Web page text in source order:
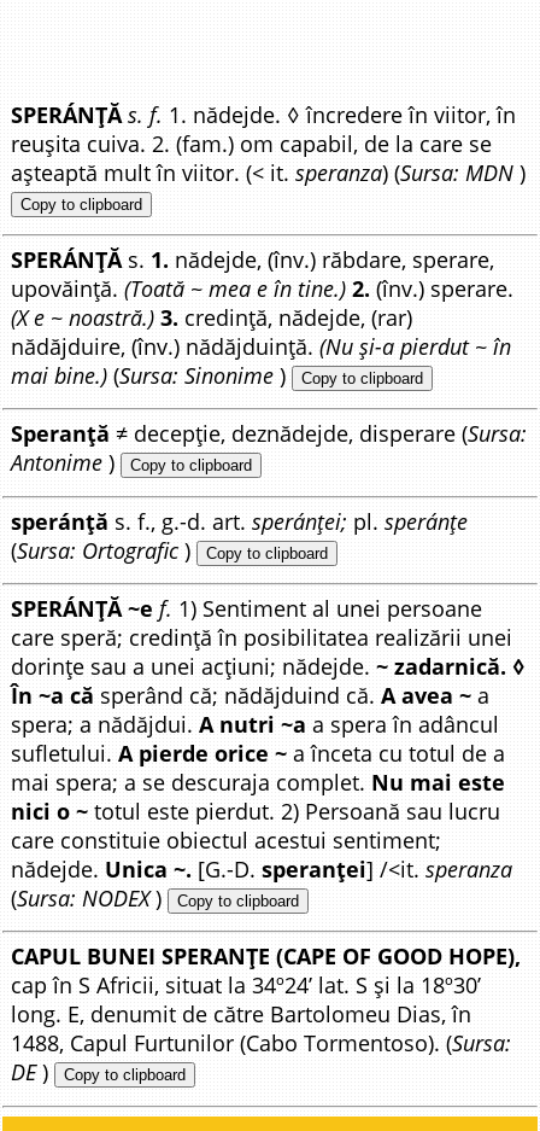
SPERÁNȚĂ s. f. 1. nădejde. ◊ încredere în viitor, în
reușita cuiva. 2. (fam.) om capabil, de la care se
așteaptă mult în viitor. (< it.speranza) (Sursa: MDN )
Copy to clipboard
SPERÁNȚĂs. 1. nădejde, (înv.) răbdare, sperare,
upovăință.(Toată ~ mea e în tine.) 2. (înv.) sperare.
(X e ~ noastră.) 3. credință, nădejde, (rar)
nădăjduire, (înv.) nădăjduință.(Nu și-a pierdut ~ în
mai bine.) (Sursa: Sinonime ) Copy to clipboard
Speranță ≠ decepție, deznădejde, disperare (Sursa:
Antonime ) Copy to clipboard
speránță s. f., g.-d. art.speránței; pl.speránțe
(Sursa: Ortografic ) Copy to clipboard
SPERÁNȚĂ ~e f. 1) Sentiment al unei persoane
care speră; credință în posibilitatea realizării unei
dorințe sau a unei acțiuni; nădejde.~ zadarnică. ◊
În ~a că sperând că; nădăjduind că.A avea ~a
spera; a nădăjdui.A nutri ~aa spera în adâncul
sufletului.A pierde orice ~a înceta cu totul de a
mai spera; a se descuraja complet. Nu mai este
nici o ~totul este pierdut. 2) Persoană sau lucru
care constituie obiectul acestui sentiment;
nădejde. Unica ~. [G.-D. speranței] /<it.speranza
(Sursa: NODEX) Copy to clipboard
CAPUL BUNEI SPERANȚE (CAPE OF GOOD HOPE),
cap în S Africii, situat la 34º24’ lat. S și la 18º30’
long. E, denumit de către Bartolomeu Dias, în
1488, Capul Furtunilor (Cabo Tormentoso). (Sursa:
DE) Copy to clipboard